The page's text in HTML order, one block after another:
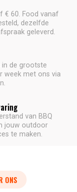
€ 60. Food vanaf
dezelfde
geleverd.
in de grootste
week met ons via
van BBQ
jouw outdoor
te maken.
ONS